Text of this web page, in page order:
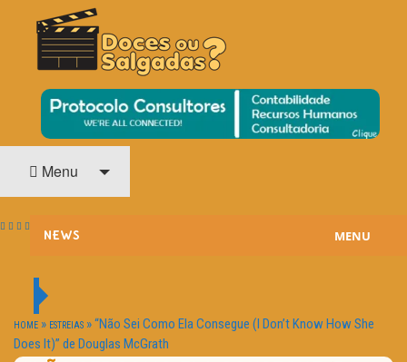
DOCES OU SALGADAS?
O Cinema? Uma Paixão!!
Menu
NEWS
PASSATEMPOS
HOME CINEMA
MENU
HOME » ESTREIAS »“Não Sei Como Ela Consegue (I Don’t Know How She
Does It)” de Douglas McGrath